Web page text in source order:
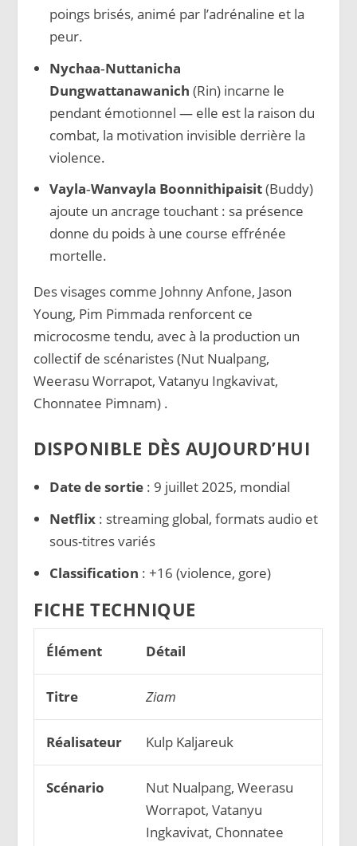
poings brisés, animé par l’adrénaline et la
peur.
Nychaa‑Nuttanicha
Dungwattanawanich (Rin) incarne le
pendant émotionnel — elle est la raison du
combat, la motivation invisible derrière la
violence.
Vayla‑Wanvayla Boonnithipaisit(Buddy)
ajoute un ancrage touchant : sa présence
donne du poids à une course effrénée
mortelle.
Des visages comme Johnny Anfone, Jason
Young, Pim Pimmada renforcent ce
microcosme tendu, avec à la production un
collectif de scénaristes (Nut Nualpang,
Weerasu Worrapot, Vatanyu Ingkavivat,
Chonnatee Pimnam) .
DISPONIBLE DÈS AUJOURD’HUI
Date de sortie: 9 juillet 2025, mondial
Netflix: streaming global, formats audio et
sous-titres variés
Classification : +16 (violence, gore)
FICHE TECHNIQUE
Élément Détail
Titre Ziam
Réalisateur Kulp Kaljareuk
Scénario
Nut Nualpang, Weerasu
Worrapot, Vatanyu
Ingkavivat, Chonnatee